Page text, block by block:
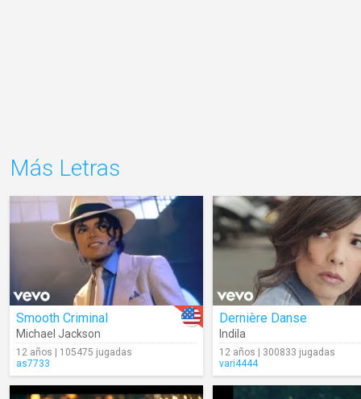
Más Letras
Smooth Criminal
Michael Jackson
12 años | 105475 jugadas
as7733
Dernière Danse
Indila
12 años | 300833 jugadas
vari4444